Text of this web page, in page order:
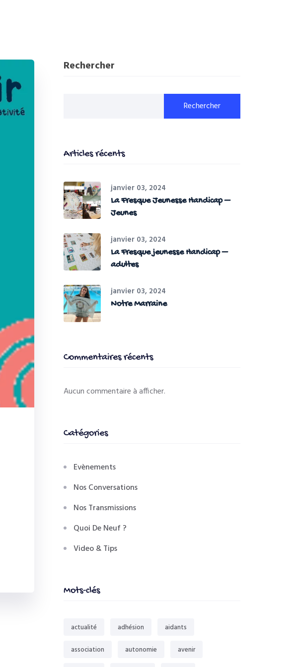
Rechercher
Rechercher
Articles récents
janvier 03, 2024
La Fresque Jeunesse Handicap –
Jeunes
janvier 03, 2024
La Fresque jeunesse Handicap –
adultes
janvier 03, 2024
Notre Marraine
Commentaires récents
Aucun commentaire à afficher.
Catégories
Evènements
Nos Conversations
Nos Transmissions
Quoi De Neuf ?
Video & Tips
Mots-clés
actualité adhésion aidants
association autonomie avenir